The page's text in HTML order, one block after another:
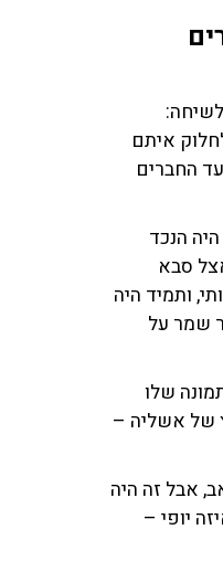
הצטרפה לשיחה:
איתם
החברים
הנכד
סבא
ותמיד היה
שמר על
שלו
של אשליה –
אבל זה היה
יופי –